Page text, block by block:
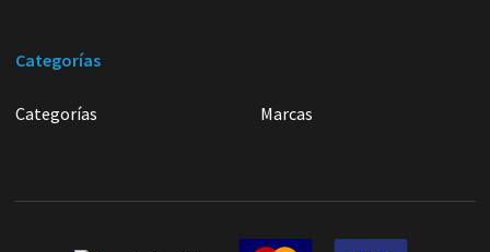
Categorías
Categorías Marcas